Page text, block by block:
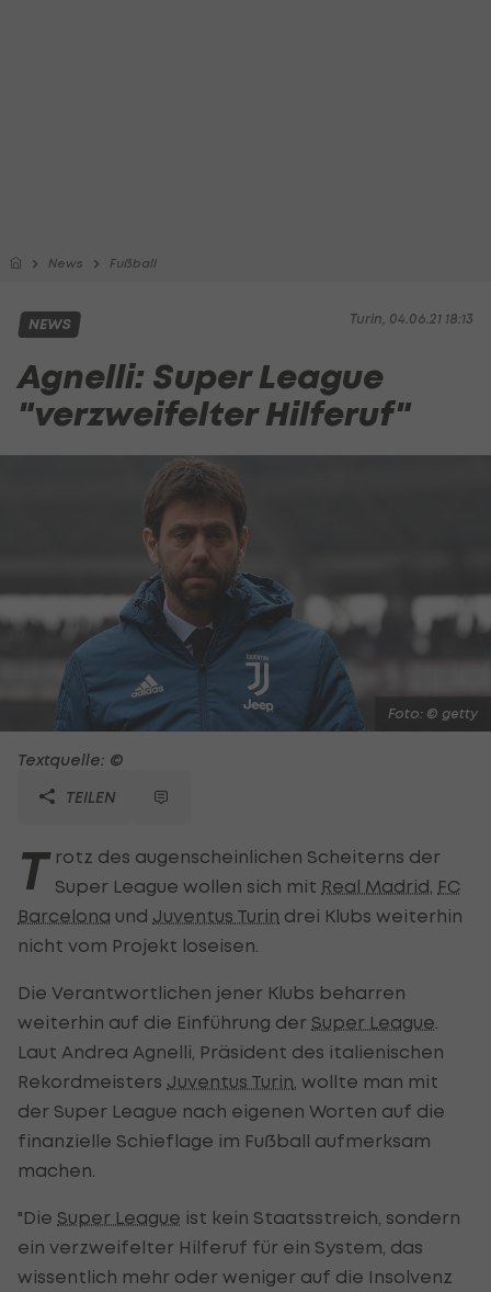
News Fußball
Turin, 04.06.21 18:13
NEWS
Agnelli: Super League
"verzweifelter Hilferuf"
Foto: © getty
Textquelle: ©
TEILEN
T rotz des augenscheinlichen Scheiterns der
Super League wollen sich mit Real Madrid FC
Barcelona und Juventus Turin drei Klubs weiterhin
nicht vom Projekt loseisen.
Die Verantwortlichen jener Klubs beharren
weiterhin auf die Einführung der Super League
Laut Andrea Agnelli, Präsident des italienischen
Rekordmeisters Juventus Turin , wollte man mit
der Super League nach eigenen Worten auf die
finanzielle Schieflage im Fußball aufmerksam
machen.
"Die Super League ist kein Staatsstreich, sondern
ein verzweifelter Hilferuf für ein System, das
wissentlich mehr oder weniger auf die Insolvenz